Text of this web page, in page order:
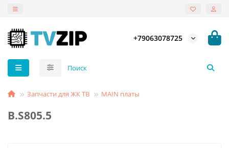
+79063078725
Запчасти для ЖК ТВ MAIN платы
B.S805.5